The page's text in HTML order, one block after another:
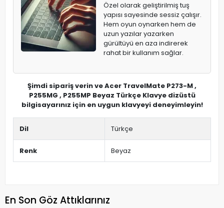
Özel olarak geliştirilmiş tuş
yapısı sayesinde sessiz çalışır.
Hem oyun oynarken hem de
uzun yazılar yazarken
gürültüyü en aza indirerek
rahat bir kullanım sağlar.
Şimdi sipariş verin ve Acer TravelMate P273-M ,
P255MG , P255MP Beyaz Türkçe Klavye dizüstü
bilgisayarınız için en uygun klavyeyi deneyimleyin!
Dil Türkçe
Renk Beyaz
En Son Göz Attıklarınız